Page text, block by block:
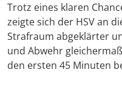
Trotz eines klaren
zeigte sich der HSV an
Strafraum abgeklärter
und Abwehr
den ersten 45 Minuten